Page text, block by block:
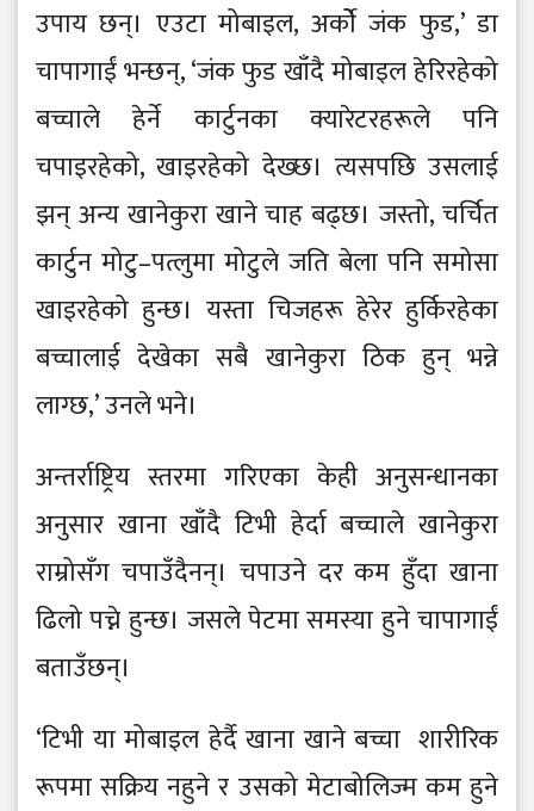
उपाय छन्। एउटा मोबाइल, अर्कोे जंक फुड,’ डा
चापागाईं भन्छन्, ‘जंक फुड खाँदै मोबाइल हेरिरहेको
बच्चाले हेर्ने कार्टुनका क्यारेटरहरूले पनि
चपाइरहेको, खाइरहेको देख्छ। त्यसपछि उसलाई
झन् अन्य खानेकुरा खाने चाह बढ्छ। जस्तो, चर्चित
कार्टुन मोटु–पत्लुमा मोटुले जति बेला पनि समोसा
खाइरहेको हुन्छ। यस्ता चिजहरू हेरेर हुर्किरहेका
बच्चालाई देखेका सबै खानेकुरा ठिक हुन् भन्ने
लाग्छ,’ उनले भने।
अन्तर्राष्ट्रिय स्तरमा गरिएका केही अनुसन्धानका
अनुसार खाना खाँदै टिभी हेर्दा बच्चाले खानेकुरा
राम्रोसँग चपाउँदैनन्। चपाउने दर कम हुँदा खाना
ढिलो पच्ने हुन्छ। जसले पेटमा समस्या हुने चापागाईं
बताउँछन्।
‘टिभी या मोबाइल हेर्दै खाना खाने बच्चा शारीरिक
रूपमा सक्रिय नहुने र उसको मेटाबोलिज्म कम हुने